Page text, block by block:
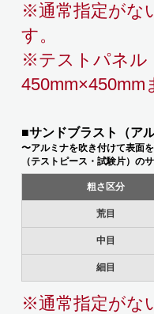
※通常指定がな
す。
※テストパネル
450mm×450mm
■サンドブラスト（
〜アルミナを吹き付けて表面
（テストピース・試験片）の
粗さ区分
荒目
中目
細目
※通常指定がな